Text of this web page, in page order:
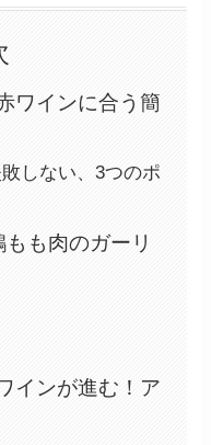
ワインに合う簡
しない、3つのポ
も肉のガーリ
インが進む！ア